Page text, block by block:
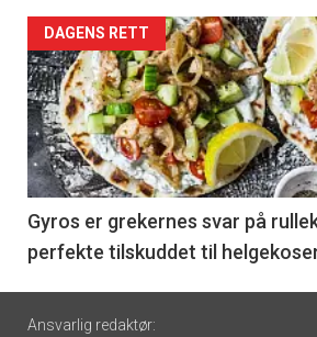
Forsiden
akkurat
nå
-
6
DAGENS RETT
Gyros er grekernes svar på
perfekte tilskuddet til
Footer
Ansvarlig redaktør: